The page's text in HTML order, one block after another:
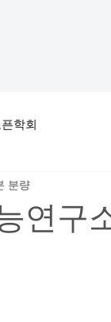
학회
연구
분량